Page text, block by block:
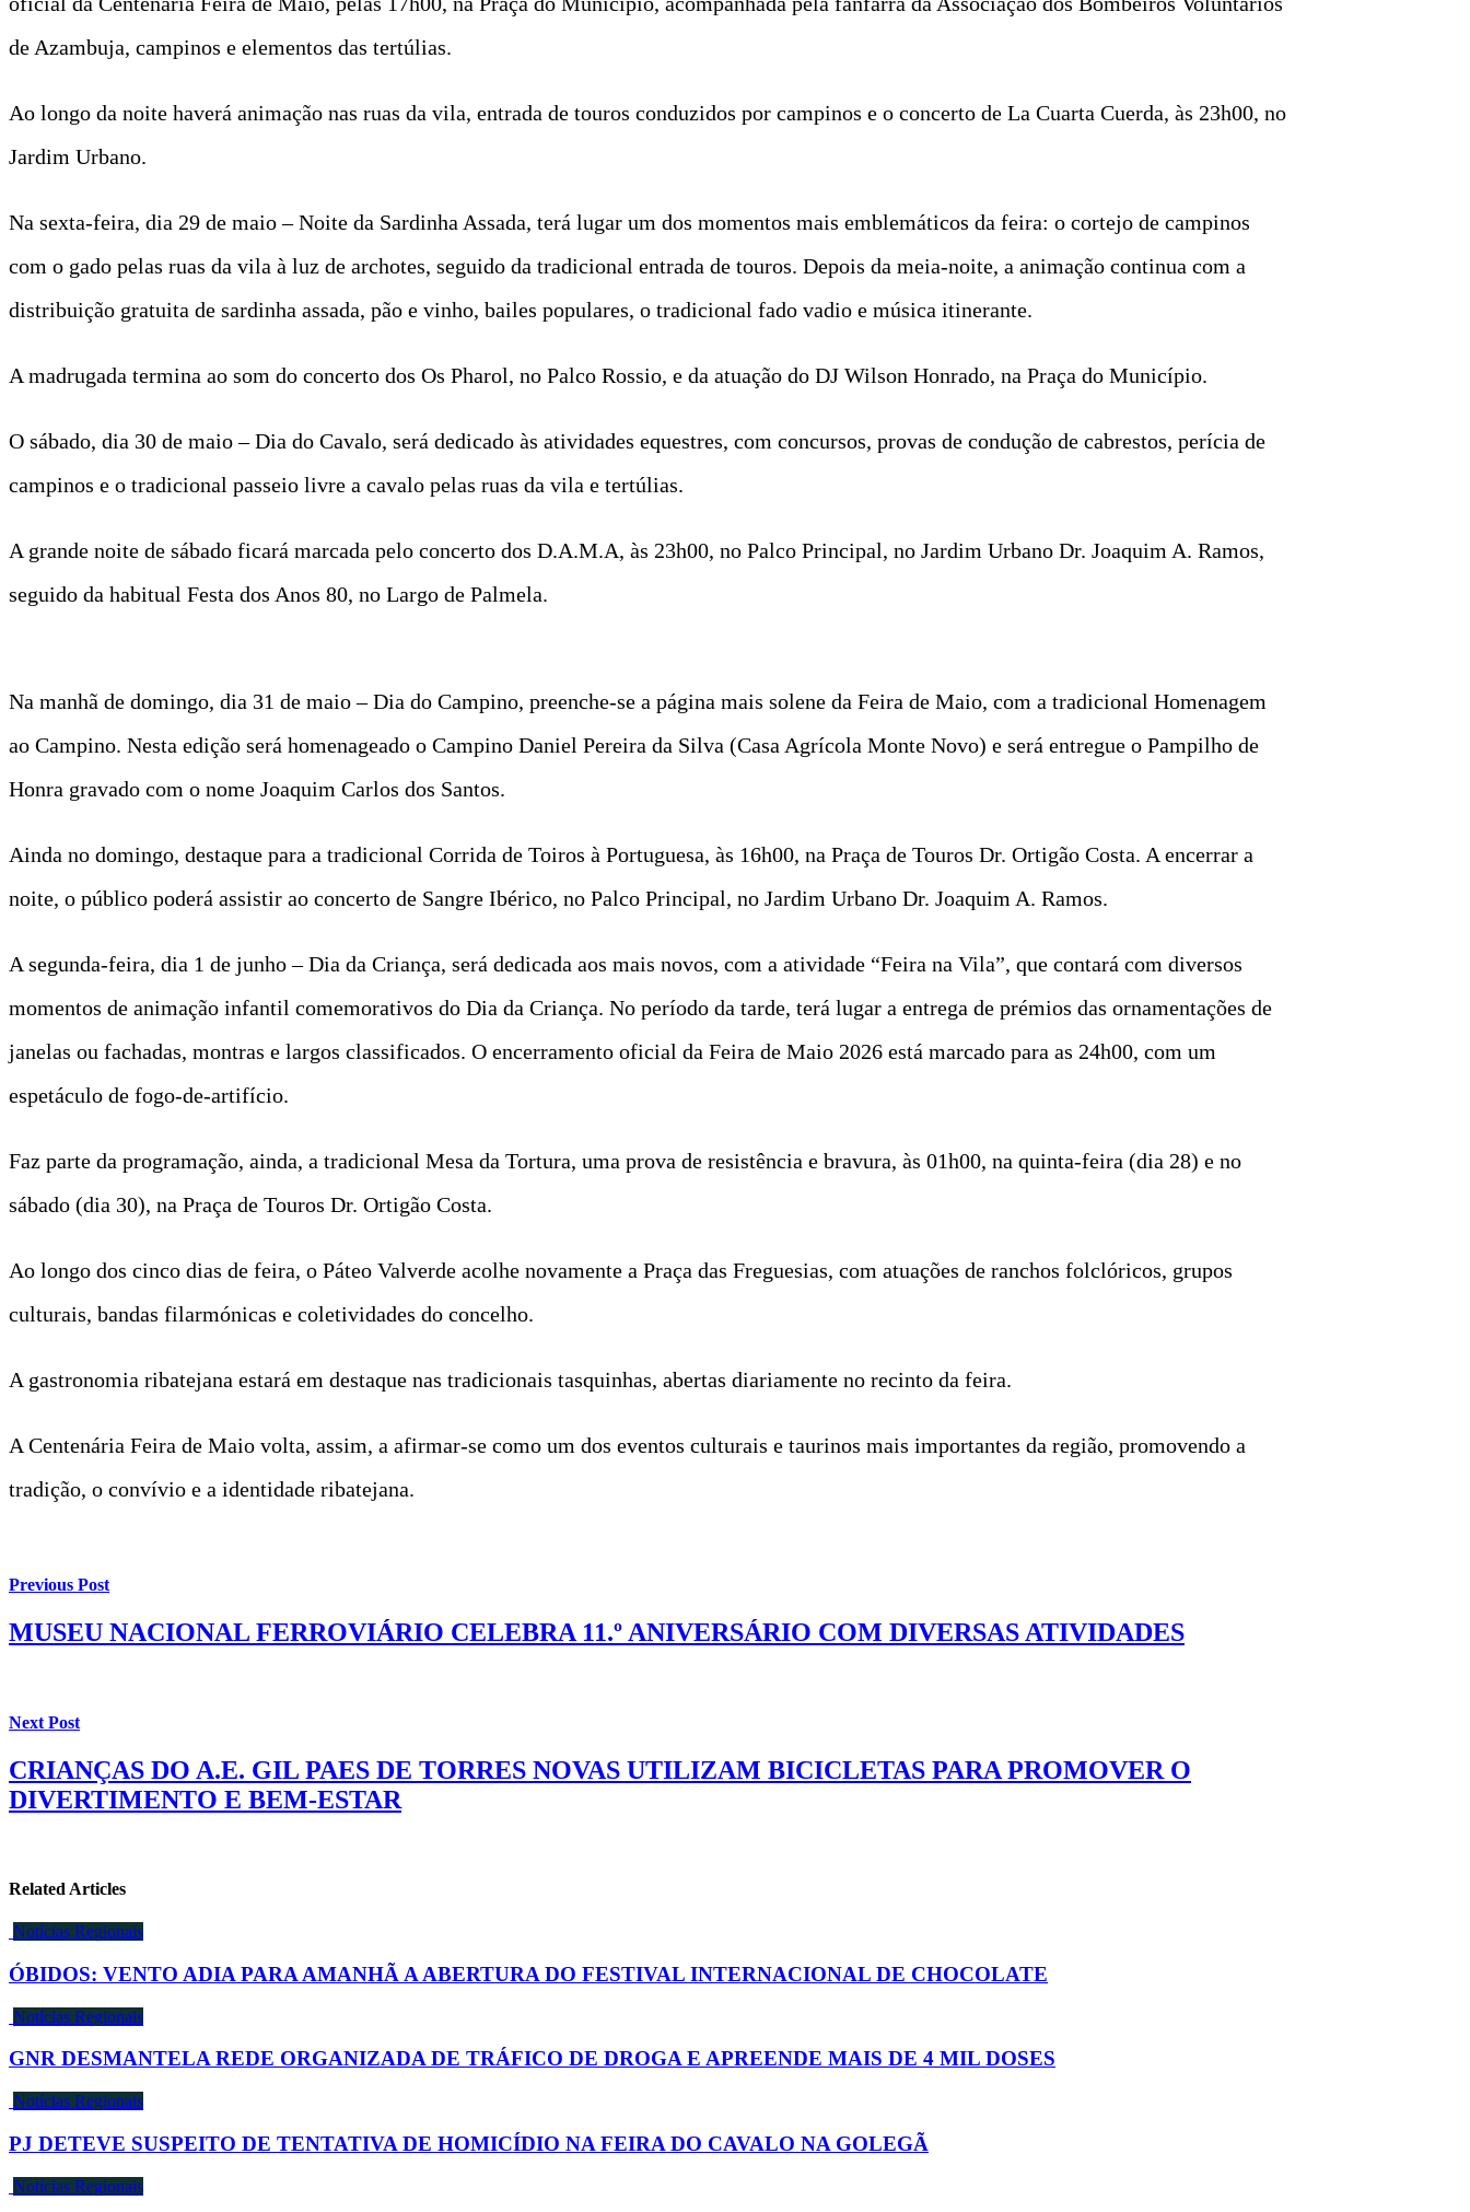
de Azambuja, campinos e elementos das tertúlias.
Ao longo da noite haverá animação nas ruas da vila, entrada de touros conduzidos por campinos e o concerto de La Cuarta Cuerda, às 23h00, no
Jardim Urbano.
Na sexta‑feira, dia 29 de maio – Noite da Sardinha Assada, terá lugar um dos momentos mais emblemáticos da feira: o cortejo de campinos
com o gado pelas ruas da vila à luz de archotes, seguido da tradicional entrada de touros. Depois da meia‑noite, a animação continua com a
distribuição gratuita de sardinha assada, pão e vinho, bailes populares, o tradicional fado vadio e música itinerante.
A madrugada termina ao som do concerto dos Os Pharol, no Palco Rossio, e da atuação do DJ Wilson Honrado, na Praça do Município.
O sábado, dia 30 de maio – Dia do Cavalo, será dedicado às atividades equestres, com concursos, provas de condução de cabrestos, perícia de
campinos e o tradicional passeio livre a cavalo pelas ruas da vila e tertúlias.
A grande noite de sábado ficará marcada pelo concerto dos D.A.M.A, às 23h00, no Palco Principal, no Jardim Urbano Dr. Joaquim A. Ramos,
seguido da habitual Festa dos Anos 80, no Largo de Palmela.
Na manhã de domingo, dia 31 de maio – Dia do Campino, preenche-se a página mais solene da Feira de Maio, com a tradicional Homenagem
ao Campino. Nesta edição será homenageado o Campino Daniel Pereira da Silva (Casa Agrícola Monte Novo) e será entregue o Pampilho de
Honra gravado com o nome Joaquim Carlos dos Santos.
Ainda no domingo, destaque para a tradicional Corrida de Toiros à Portuguesa, às 16h00, na Praça de Touros Dr. Ortigão Costa. A encerrar a
noite, o público poderá assistir ao concerto de Sangre Ibérico, no Palco Principal, no Jardim Urbano Dr. Joaquim A. Ramos.
A segunda‑feira, dia 1 de junho – Dia da Criança, será dedicada aos mais novos, com a atividade “Feira na Vila”, que contará com diversos
momentos de animação infantil comemorativos do Dia da Criança. No período da tarde, terá lugar a entrega de prémios das ornamentações de
janelas ou fachadas, montras e largos classificados. O encerramento oficial da Feira de Maio 2026 está marcado para as 24h00, com um
espetáculo de fogo‑de‑artifício.
Faz parte da programação, ainda, a tradicional Mesa da Tortura, uma prova de resistência e bravura, às 01h00, na quinta-feira (dia 28) e no
sábado (dia 30), na Praça de Touros Dr. Ortigão Costa.
Ao longo dos cinco dias de feira, o Páteo Valverde acolhe novamente a Praça das Freguesias, com atuações de ranchos folclóricos, grupos
culturais, bandas filarmónicas e coletividades do concelho.
A gastronomia ribatejana estará em destaque nas tradicionais tasquinhas, abertas diariamente no recinto da feira.
A Centenária Feira de Maio volta, assim, a afirmar‑se como um dos eventos culturais e taurinos mais importantes da região, promovendo a
tradição, o convívio e a identidade ribatejana.
Previous Post
MUSEU NACIONAL FERROVIÁRIO CELEBRA 11.º ANIVERSÁRIO COM DIVERSAS ATIVIDADES
Next Post
CRIANÇAS DO A.E. GIL PAES DE TORRES NOVAS UTILIZAM BICICLETAS PARA PROMOVER O
DIVERTIMENTO E BEM-ESTAR
Related Articles
Notícias Regionais
ÓBIDOS: VENTO ADIA PARA AMANHÃ A ABERTURA DO FESTIVAL INTERNACIONAL DE CHOCOLATE
Notícias Regionais
GNR DESMANTELA REDE ORGANIZADA DE TRÁFICO DE DROGA E APREENDE MAIS DE 4 MIL DOSES
Notícias Regionais
PJ DETEVE SUSPEITO DE TENTATIVA DE HOMICÍDIO NA FEIRA DO CAVALO NA GOLEGÃ
Notícias Regionais